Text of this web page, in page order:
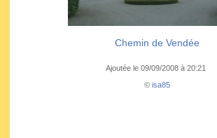
Chemin de Vendée
Ajoutée le 09/09/2008 à 20:21
© isa85